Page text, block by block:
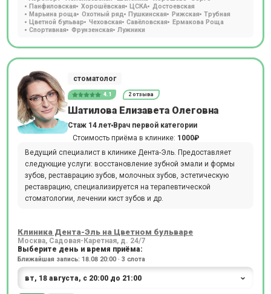
Панфиловская
Хорошёвская ЦСКА
Достоевская
Марьина роща
Охотный ряд Пушкинская Рижская
Трубная
Цветной бульвар
Чеховская Савёловская
Ермакова Роща
Спортивная
Фрунзенская Лужники
стоматолог
4.1 2 отзыва
Шатилова Елизавета Олеговна
Стаж 14 лет Врач первой категории
Стоимость приёма в клинике: 1000₽
Ведущий специалист в клинике Дента-Эль. Предоставляет
следующие услуги: восстановление зубной эмали и формы
зубов, реставрацию зубов, молочных зубов, эстетическую
реставрацию, специализируется на терапевтической
стоматологии, лечении кист зубов и др.
Клиника Дента-Эль на Цветном бульваре
Москва, Садовая-Каретная, д. 24/7
Выберите день и время приёма:
Ближайшая запись: 18.08 20:00 · 3 слота